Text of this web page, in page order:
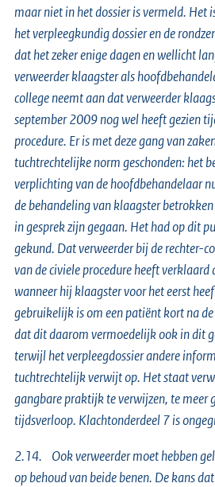
maar niet in het dossier is vermeld. Het
het verpleegkundig dossier en de
dat het zeker enige dagen en wellicht
verweerder klaagster als
college neemt aan dat verweerder
september 2009 nog wel heeft gezien
procedure. Er is met deze gang van
tuchtrechtelijke norm geschonden: het
verplichting van de hoofdbehandelaar
de behandeling van klaagster
in gesprek zijn gegaan. Het had op dit
gekund. Dat verweerder bij de rechter-
van de civiele procedure heeft
wanneer hij klaagster voor het eerst
gebruikelijk is om een patiënt kort na
dat dit daarom vermoedelijk ook in dit
terwijl het verpleegdossier andere
tuchtrechtelijk verwijt op. Het staat
gangbare praktijk te verwijzen, te meer
tijdsverloop. Klachtonderdeel 7 is
2.14. Ook verweerder moet hebben
op behoud van beide benen. De kans